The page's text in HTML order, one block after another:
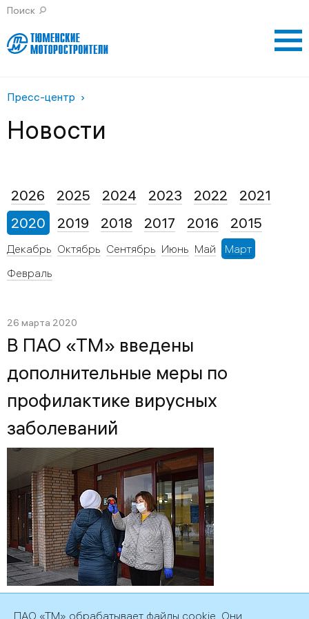
Поиск
Пресс-центр
Новости
2026 2025 2024 2023 2022
2021
2020
Декабрь Октябрь Сентябрь Июнь Май
Март
Февраль
2019 2018 2017 2016 2015
26 марта 2020
В ПАО «ТМ» введены
дополнительные меры по
профилактике вирусных
заболеваний
ПАО «ТМ» обрабатывает файлы cookie. Они